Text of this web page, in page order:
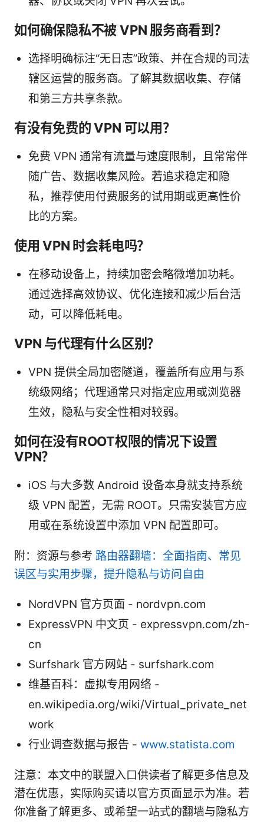
如何确保隐私不被 VPN 服务商看到？
选择明确标注“无日志”政策、并在合规的司法
辖区运营的服务商。了解其数据收集、存储
和第三方共享条款。
有没有免费的 VPN 可以用？
免费 VPN 通常有流量与速度限制，且常常伴
随广告、数据收集风险。若追求稳定和隐
私，推荐使用付费服务的试用期或更高性价
比的方案。
使用 VPN 时会耗电吗？
在移动设备上，持续加密会略微增加功耗。
通过选择高效协议、优化连接和减少后台活
动，可以降低耗电。
VPN 与代理有什么区别？
VPN 提供全局加密隧道，覆盖所有应用与系
统级网络；代理通常只对指定应用或浏览器
生效，隐私与安全性相对较弱。
如何在没有ROOT权限的情况下设置
VPN？
iOS 与大多数 Android 设备本身就支持系统
级 VPN 配置，无需 ROOT。只需安装官方应
用或在系统设置中添加 VPN 配置即可。
附：资源与参考 路由器翻墙：全面指南、常见
误区与实用步骤，提升隐私与访问自由
NordVPN 官方页面 - nordvpn.com
ExpressVPN 中文页 - expressvpn.com/zh-
cn
Surfshark 官方网站 - surfshark.com
维基百科：虚拟专用网络 -
en.wikipedia.org/wiki/Virtual_private_net
work
行业调查数据与报告 - www.statista.com
注意：本文中的联盟入口供读者了解更多信息及
潜在优惠，实际购买请以官方页面显示为准。若
你准备了解更多、或希望一站式的翻墙与隐私方